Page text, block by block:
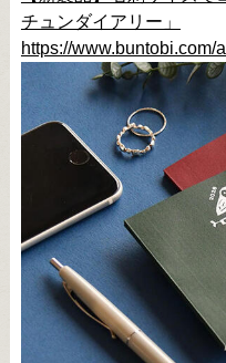
チュンダイアリー」
https://www.buntobi.com/